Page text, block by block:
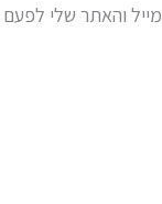
והאתר שלי